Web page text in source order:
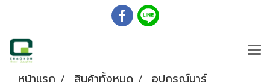
หน้าแรก สินค้าทั้งหมด
อุปกรณ์บาร์